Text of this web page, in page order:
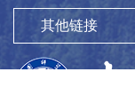
其他链接